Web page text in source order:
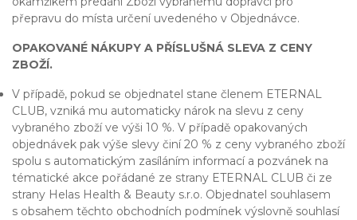
přepravu do místa určení uvedeného v Objednávce.
OPAKOVANÉ NÁKUPY A PŘÍSLUŠNÁ SLEVA Z CENY
ZBOŽÍ.
V případě, pokud se objednatel stane členem ETERNAL
CLUB, vzniká mu automaticky nárok na slevu z ceny
vybraného zboží ve výši 10 %. V případě opakovaných
objednávek pak výše slevy činí 20 % z ceny vybraného zboží
spolu s automatickým zasíláním informací a pozvánek na
tématické akce pořádané ze strany ETERNAL CLUB či ze
strany Helas Health & Beauty s.r.o. Objednatel souhlasem
s obsahem těchto obchodních podmínek výslovně souhlasí